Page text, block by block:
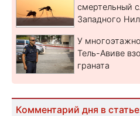
смертельный
Западного
У
Тель-Авиве
граната
Комментарий дня в